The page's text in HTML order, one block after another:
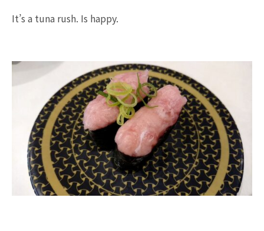
It’s a tuna rush. Is happy.